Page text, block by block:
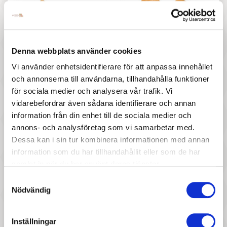
Denna webbplats använder cookies
Vi använder enhetsidentifierare för att anpassa innehållet
och annonserna till användarna, tillhandahålla funktioner
för sociala medier och analysera vår trafik. Vi
vidarebefordrar även sådana identifierare och annan
information från din enhet till de sociala medier och
annons- och analysföretag som vi samarbetar med.
Dessa kan i sin tur kombinera informationen med annan
information som du har tillhandahållit eller som de har
Nödvändig
Inställningar
Pris
47 :-
Lanka Kade - Trädjur Räv
Pris
47 :-
Lanka Kade - Trädjur Tupp
497 :-